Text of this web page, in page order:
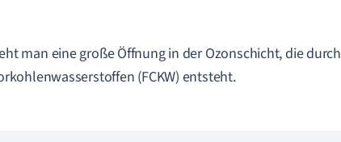
man eine große Öffnung in der Ozonschicht, die durch
(FCKW) entsteht.